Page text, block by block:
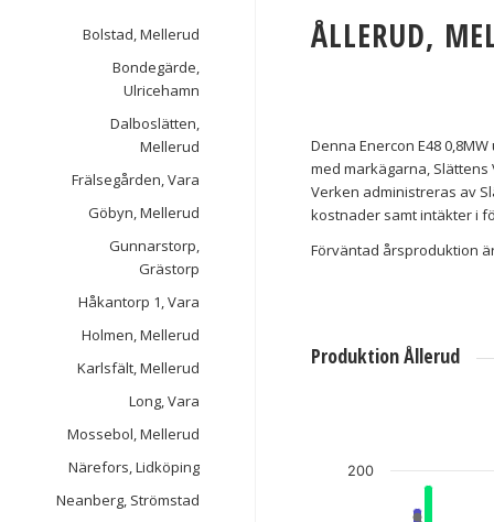
ÅLLERUD,
Denna Enercon E48
med markägarna, Slättens
Verken administreras av
kostnader samt intäkter i
Förväntad årsproduktion
Produktion Ållerud
View as data table,
The chart has 1 X axis
The chart has 1 Y axis
200
Bolstad, Mellerud
Bondegärde,
Ulricehamn
Dalboslätten,
Mellerud
Frälsegården, Vara
Göbyn, Mellerud
Gunnarstorp,
Grästorp
Håkantorp 1, Vara
Holmen, Mellerud
Karlsfält, Mellerud
Long, Vara
Mossebol, Mellerud
Närefors, Lidköping
Neanberg, Strömstad